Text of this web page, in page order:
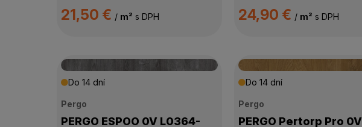
21,50 € / m² s DPH 24,90 € / m² s DPH
Do 14 dní
Pergo
PERGO ESPOO 0V L0364-
Do 14 dní
Pergo
PERGO Pertorp Pro 0V